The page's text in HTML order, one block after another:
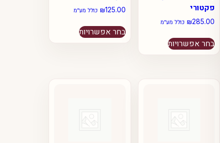
₪125.00 כולל מע״מ
בחר אפשרויותזה
פקטורי
₪285.00 כולל מע״מ
בחר אפשרויותזה